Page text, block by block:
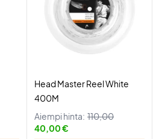
Head Master Reel White
400M
Aiempi hinta: 110,00
40,00 €